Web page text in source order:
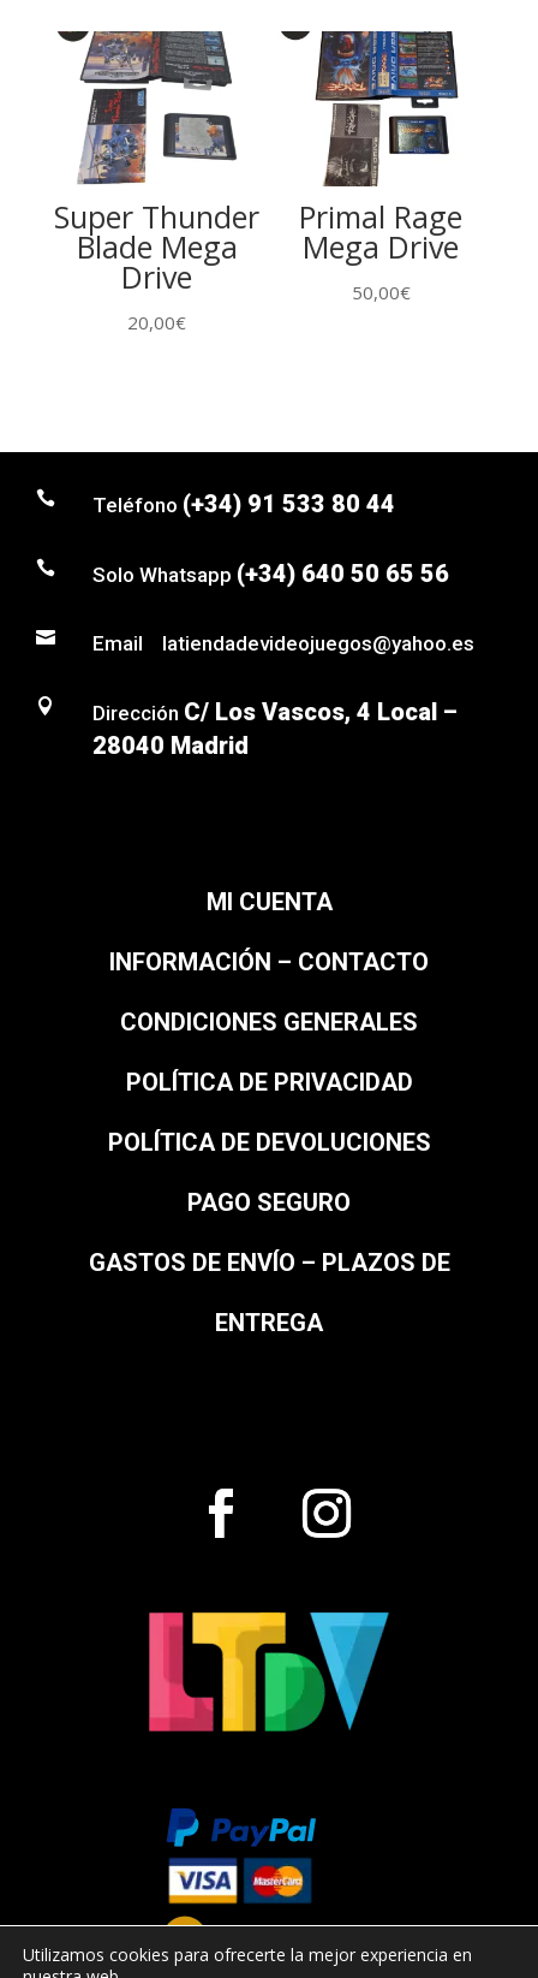
Super Thunder
Blade Mega
Drive
20,00€
Primal Rage
Mega Drive
50,00€
 Teléfono (+34) 91 533 80 44
 Solo Whatsapp (+34) 640 50 65 56
 Email latiendadevideojuegos@yahoo.es
 Dirección C/ Los Vascos, 4 Local –
28040 Madrid
MI CUENTA
INFORMACIÓN – CONTACTO
CONDICIONES GENERALES
POLÍTICA DE PRIVACIDAD
POLÍTICA DE DEVOLUCIONES
PAGO SEGURO
GASTOS DE ENVÍO – PLAZOS DE
ENTREGA
Utilizamos cookies para ofrecerte la mejor experiencia en